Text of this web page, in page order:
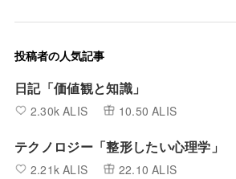
投稿者の人気記事
日記「価値観と知識」
2.30k ALIS 10.50 ALIS
テクノロジー「整形したい心理学」
2.21k ALIS 22.10 ALIS